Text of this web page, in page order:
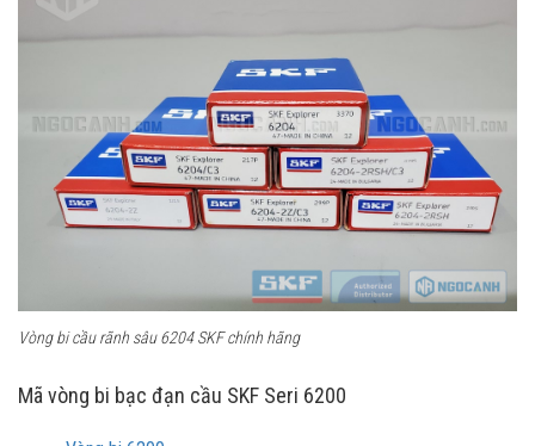
Vòng bi cầu rãnh sâu 6204 SKF chính hãng
Mã vòng bi bạc đạn cầu SKF Seri 6200